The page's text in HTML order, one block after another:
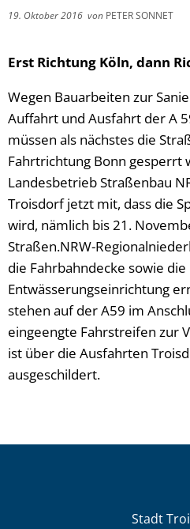
19. Oktober 2016 von PETER SONNET
Erst Richtung Köln, dann
Wegen Bauarbeiten zur
Auffahrt und Ausfahrt der A
müssen als nächstes die
Fahrtrichtung Bonn gesperrt
Landesbetrieb Straßenbau
Troisdorf jetzt mit, dass die
wird, nämlich bis 21.
Straßen.NRW-
die Fahrbahndecke sowie die
Entwässerungseinrichtung
stehen auf der A59 im
eingeengte Fahrstreifen zur
ist über die Ausfahrten
ausgeschildert.
Stadt